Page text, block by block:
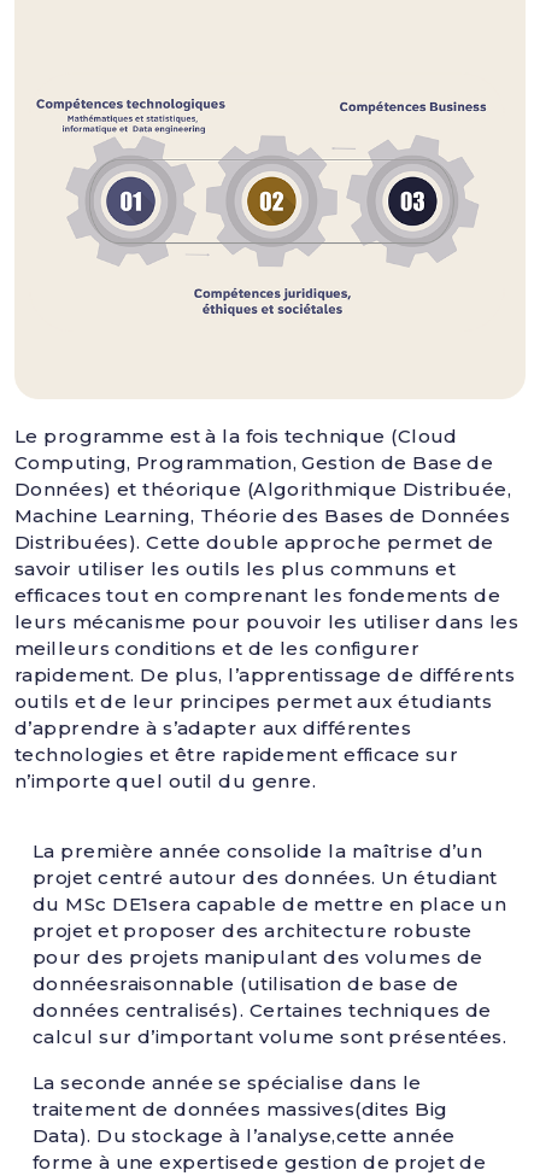
Le programme est à la fois technique (Cloud
Computing, Programmation, Gestion de Base de
Données) et théorique (Algorithmique Distribuée,
Machine Learning, Théorie des Bases de Données
Distribuées). Cette double approche permet de
savoir utiliser les outils les plus communs et
efficaces tout en comprenant les fondements de
leurs mécanisme pour pouvoir les utiliser dans les
meilleurs conditions et de les configurer
rapidement. De plus, l’apprentissage de différents
outils et de leur principes permet aux étudiants
d’apprendre à s’adapter aux différentes
technologies et être rapidement efficace sur
n’importe quel outil du genre.
La première année consolide la maîtrise d’un
projet centré autour des données. Un étudiant
du MSc DE1sera capable de mettre en place un
projet et proposer des architecture robuste
pour des projets manipulant des volumes de
donnéesraisonnable (utilisation de base de
données centralisés). Certaines techniques de
calcul sur d’important volume sont présentées.
La seconde année se spécialise dans le
traitement de données massives(dites Big
Data). Du stockage à l’analyse,cette année
forme à une expertisede gestion de projet de